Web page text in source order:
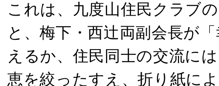
これは、九度山住民クラブ
と、梅下・西辻両副会長が
えるか、住民同士の交流に
恵を絞ったすえ、折り紙に